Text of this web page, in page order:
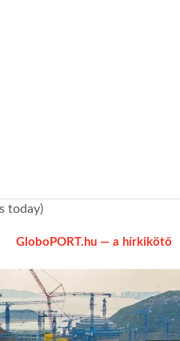
today)
GloboPORT.hu — a hírkikötő